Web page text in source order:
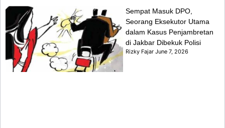
Sempat Masuk DPO,
Seorang Eksekutor Utama
dalam Kasus Penjambretan
di Jakbar Dibekuk Polisi
Rizky FajarJune 7, 2026